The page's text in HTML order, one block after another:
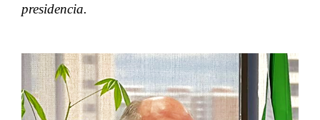
presidencia.